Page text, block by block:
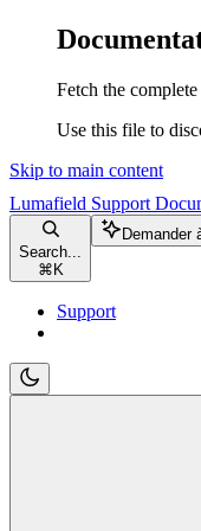
Fetch the
Use this file to
Skip to main content
Lumafield Support
Search...
⌘ K
Demander
Support